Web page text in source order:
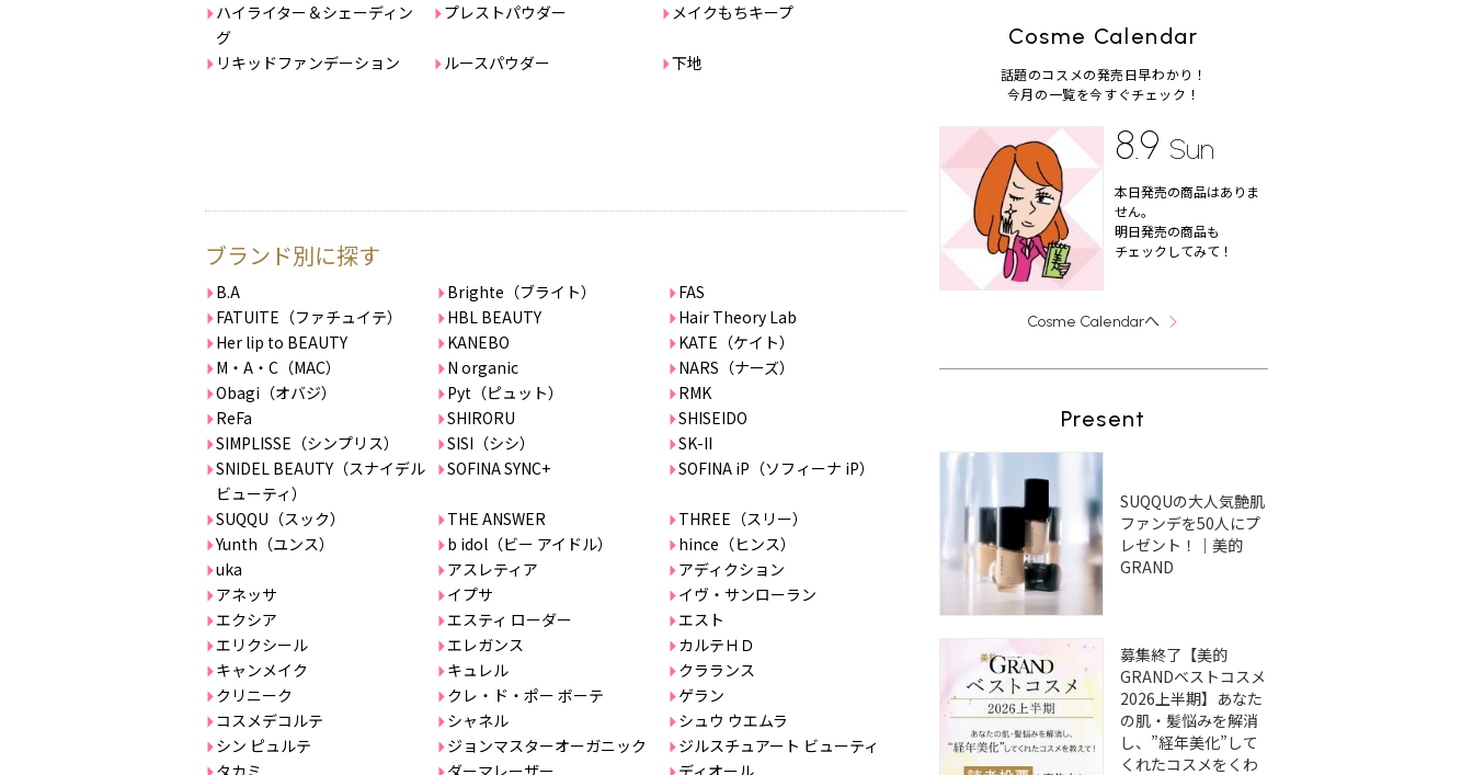
ハイライター＆シェーディン
グ
プレストパウダー メイクもちキープ
リキッドファンデーション ルースパウダー 下地
ブランド別に探す
B.A Brighte（ブライト）
FAS
FATUITE（ファチュイテ）
HBL BEAUTY
Hair Theory Lab
Her lip to BEAUTY
KANEBO
KATE（ケイト）
M・A・C（MAC）
N organic
NARS（ナーズ）
Obagi（オバジ）
Pyt（ピュット）
RMK
ReFa
SHIRORU
SHISEIDO
SIMPLISSE（シンプリス）
SISI（シシ）
SK-II
SNIDEL BEAUTY（スナイデル
ビューティ）
SOFINA SYNC+ SOFINA iP（ソフィーナ iP）
SUQQU（スック） THE ANSWER
THREE（スリー）
Yunth（ユンス）
b idol（ビー アイドル）
hince（ヒンス）
uka
アスレティア
アディクション
アネッサ
イプサ
イヴ・サンローラン
エクシア
エスティ ローダー
エスト
エリクシール
エレガンス
カルテＨＤ
キャンメイク
キュレル
クラランス
クリニーク
クレ・ド・ポー ボーテ
ゲラン
コスメデコルテ
シャネル
シュウ ウエムラ
シン ピュルテ
ジョンマスターオーガニック
ジルスチュアート ビューティ
タカミ
ダーマレーザー ディオール
Cosme Calendar
話題のコスメの発売日早わかり！
今月の一覧を今すぐチェック！
8.9 Sun
本日発売の商品はありま
せん。
明日発売の商品も
チェックしてみて！
Cosme Calendarへ
Present
SUQQUの大人気艶肌
ファンデを50人にプ
レゼント！｜美的
GRAND
募集終了【美的
GRANDベストコスメ
2026上半期】あなた
の肌・髪悩みを解消
し、”経年美化”して
くれたコスメをくわ